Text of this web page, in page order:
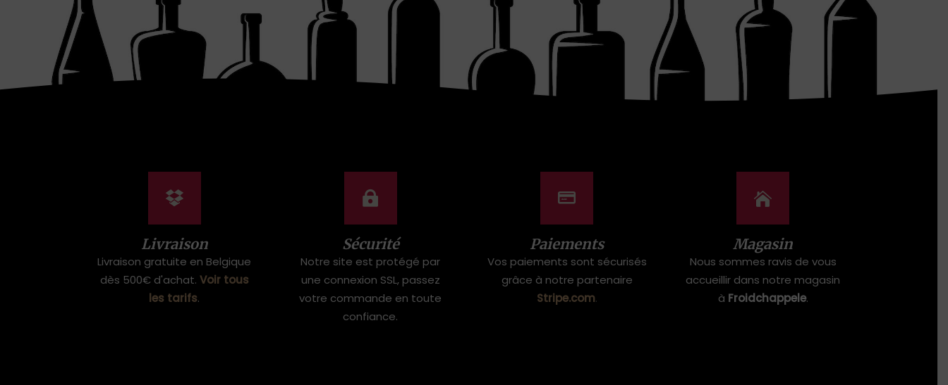
9
Livraison
Livraison gratuite en Belgique
dès 500€ d'achat. Voir tous
les tarifs.
Sécurité
Notre site est protégé par
une connexion SSL, passez
votre commande en toute
confiance.
Paiements
Vos paiements sont sécurisés
grâce à notre partenaire
Stripe.com.
Magasin
Nous sommes ravis de vous
accueillir dans notre magasin
à Froidchappele.